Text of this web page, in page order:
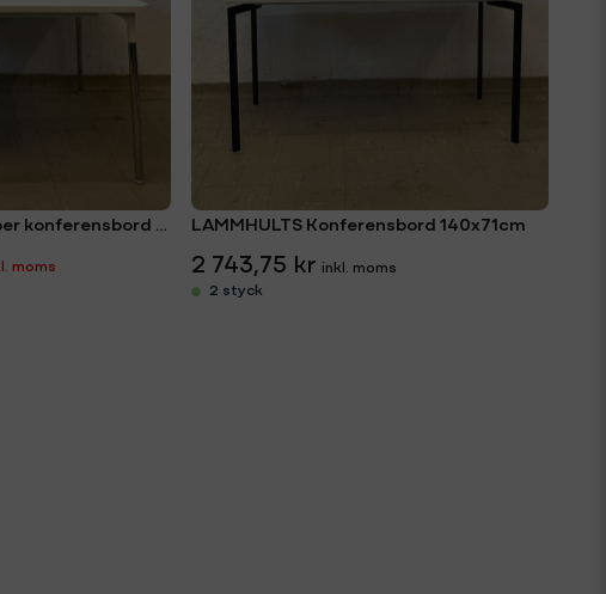
MATERIA Silent Whisper konferensbord 120x120cm LAMMHULTS Konferensbord 140x71cm
2 743,75 kr
2 styck